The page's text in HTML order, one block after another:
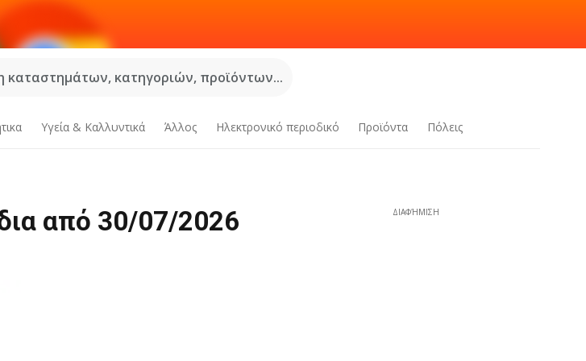
καταστημάτων, κατηγοριών, προϊόντων...
Υγεία & Καλλυντικά Άλλος Ηλεκτρονικό περιοδικό Προϊόντα Πόλεις
από 30/07/2026 ΔΙΑΦΉΜΙΣΗ